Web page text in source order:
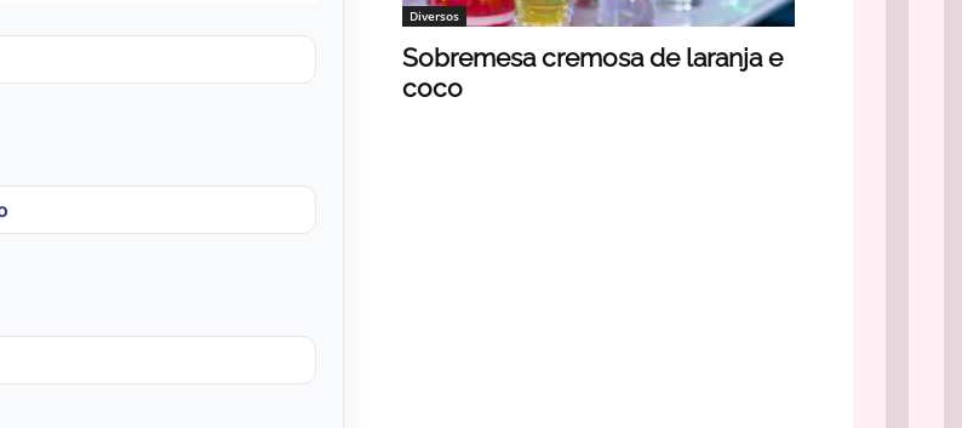
Diversos
Sobremesa cremosa de laranja e
coco